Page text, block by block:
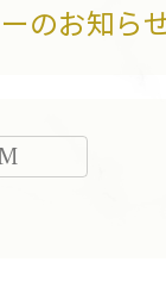
のお知ら